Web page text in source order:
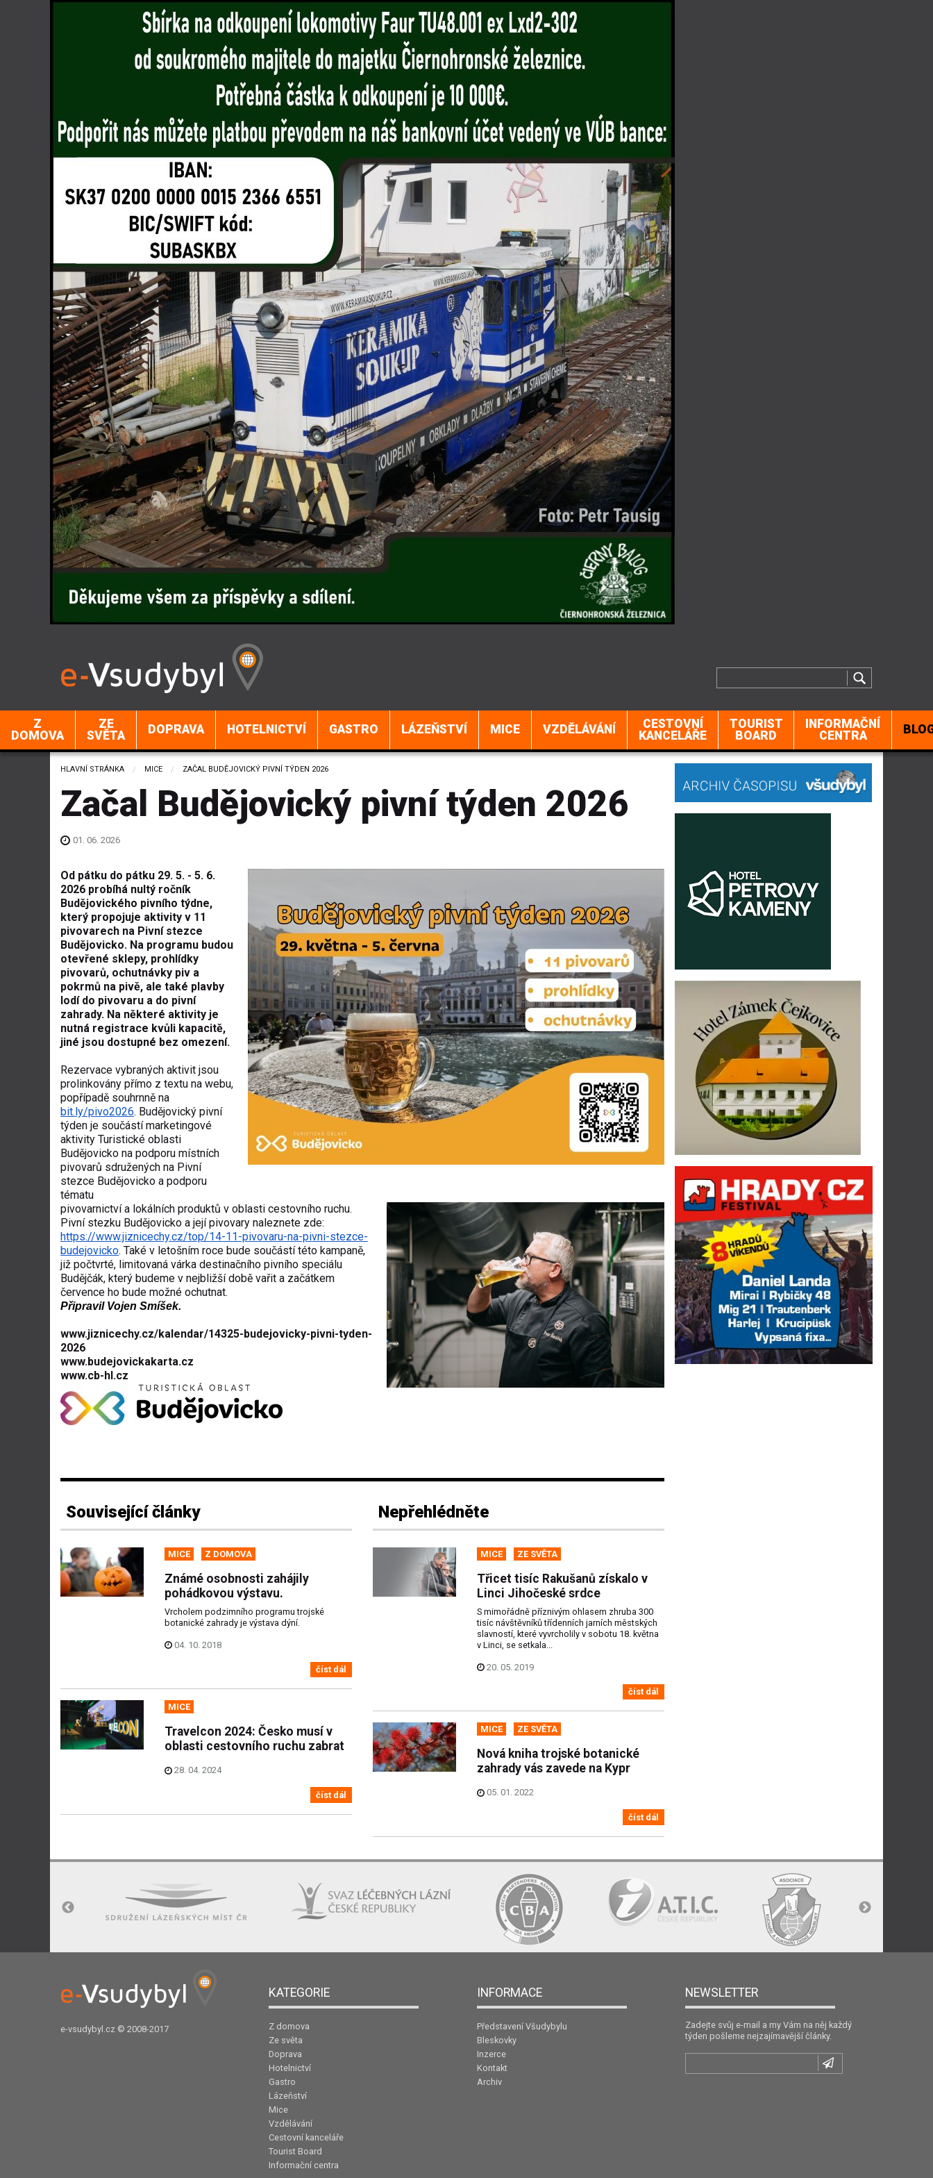
Z
DOMOVA
ZE
SVĚTA
DOPRAVA HOTELNICTVÍ GASTRO LÁZEŇSTVÍ MICE VZDĚLÁVÁNÍ
CESTOVNÍ
KANCELÁŘE
TOURIST
BOARD
INFORMAČNÍ
CENTRA
HLAVNÍ STRÁNKA MICE CURRENT:
ZAČAL BUDĚJOVICKÝ PIVNÍ TÝDEN 2026
Začal Budějovický pivní týden 2026
01. 06. 2026
Od pátku do pátku 29. 5. - 5. 6.
2026 probíhá nultý ročník
Budějovického pivního týdne,
který propojuje aktivity v 11
pivovarech na Pivní stezce
Budějovicko. Na programu budou
otevřené sklepy, prohlídky
pivovarů, ochutnávky piv a
pokrmů na pivě, ale také plavby
lodí do pivovaru a do pivní
zahrady. Na některé aktivity je
nutná registrace kvůli kapacitě,
jiné jsou dostupné bez omezení.
Rezervace vybraných aktivit jsou
prolinkovány přímo z textu na webu,
popřípadě souhrnně na
bit.ly/pivo2026. Budějovický pivní
týden je součástí marketingové
aktivity Turistické oblasti
Budějovicko na podporu místních
pivovarů sdružených na Pivní
stezce Budějovicko a podporu
tématu
pivovarnictví a lokálních produktů v oblasti cestovního ruchu.
Pivní stezku Budějovicko a její pivovary naleznete zde:
https://www.jiznicechy.cz/top/14-11-pivovaru-na-pivni-stezce-
budejovicko. Také v letošním roce bude součástí této kampaně,
již počtvrté, limitovaná várka destinačního pivního speciálu
Budějčák, který budeme v nejbližší době vařit a začátkem
července ho bude možné ochutnat.
Připravil Vojen Smíšek.
www.jiznicechy.cz/kalendar/14325-budejovicky-pivni-tyden-
2026
www.budejovickakarta.cz
www.cb-hl.cz
Související články
MICE Z DOMOVA
Známé osobnosti zahájily
pohádkovou výstavu.
Vrcholem podzimního programu trojské
botanické zahrady je výstava dýní.
04. 10. 2018
číst dál
MICE
Travelcon 2024: Česko musí v
oblasti cestovního ruchu zabrat
28. 04. 2024
číst dál
Nepřehlédněte
MICE ZE SVĚTA
Třicet tisíc Rakušanů získalo v
Linci Jihočeské srdce
S mimořádně příznivým ohlasem zhruba 300
tisíc návštěvníků třídenních jarních městských
slavností, které vyvrcholily v sobotu 18. května
v Linci, se setkala...
20. 05. 2019
číst dál
MICE ZE SVĚTA
Nová kniha trojské botanické
zahrady vás zavede na Kypr
05. 01. 2022
číst dál
e-vsudybyl.cz © 2008-2017
KATEGORIE
Z domova
Ze světa
Doprava
Hotelnictví
Gastro
Lázeňství
Mice
Vzdělávání
Cestovní kanceláře
Tourist Board
Informační centra
INFORMACE
Představení Všudybylu
Bleskovky
Inzerce
Kontakt
Archiv
NEWSLETTER
Zadejte svůj e-mail a my Vám na něj každý
týden pošleme nejzajímavější články.